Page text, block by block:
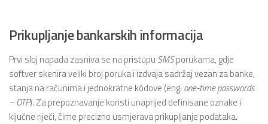
Prikupljanje bankarskih informacija
Prvi sloj napada zasniva se na pristupu SMSporukama, gdje
softver skenira veliki broj poruka i izdvaja sadržaj vezan za banke,
stanja na računima i jednokratne kôdove (eng. one-time passwords
– OTP). Za prepoznavanje koristi unaprijed definisane oznake i
ključne riječi, čime precizno usmjerava prikupljanje podataka.